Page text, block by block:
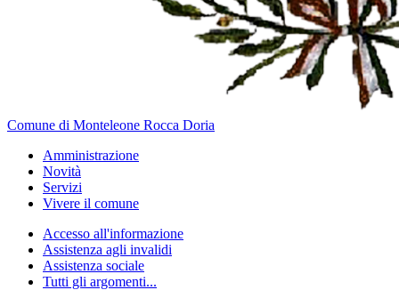
Comune di Monteleone Rocca Doria
Amministrazione
Novità
Servizi
Vivere il comune
Accesso all'informazione
Assistenza agli invalidi
Assistenza sociale
Tutti gli argomenti...